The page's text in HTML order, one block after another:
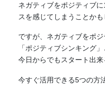
ネガティブをポジティブ
スを感じてしまうことかも
ですが、 ネガティブをポジ
「ポジティブシンキング
今日からでもスタート出
今すぐ活用できる5つの方